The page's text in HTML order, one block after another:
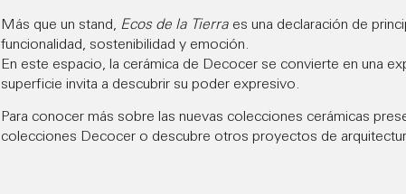
Más que un stand, Ecos de la Tierraes una declaración de
funcionalidad, sostenibilidad y emoción.
En este espacio, la cerámica de Decocer se convierte en una
superficie invita a descubrir su poder expresivo.
Para conocer más sobre las nuevas colecciones cerámicas
colecciones Decocero descubre otros proyectos de